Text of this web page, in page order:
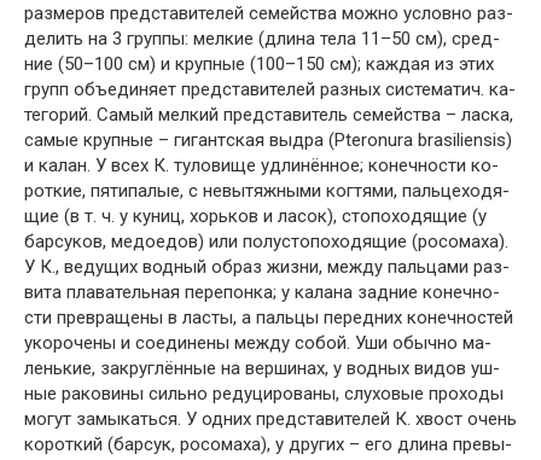
раз­ме­ров пред­ста­ви­те­лей се­мей­ст­ва мож­но ус­лов­но раз­
де­лить на 3 груп­пы: мел­кие (дли­на те­ла 11–50 см), сред­
ние (50–100 см) и круп­ные (100–150 см); ка­ж­дая из этих
групп объ­е­ди­ня­ет пред­ста­ви­те­лей раз­ных сис­те­ма­тич. ка­
те­го­рий. Са­мый мел­кий пред­ста­ви­тель се­мей­ст­ва – лас­ка,
са­мые круп­ные – ги­гант­ская вы­дра (Pteronura bra­siliensis)
и ка­лан. У всех К. ту­ло­ви­ще уд­ли­нён­ное; ко­неч­но­сти ко­
рот­кие, пя­ти­па­лые, с не­вы­тяж­ны­ми ког­тя­ми, паль­це­хо­дя­
щие (в т. ч. у ку­ниц, хорь­ков и ла­сок), сто­по­хо­дя­щие (у
бар­су­ков, ме­до­едов) или по­лу­сто­по­хо­дя­щие (ро­со­ма­ха).
У К., ве­ду­щих вод­ный об­раз жиз­ни, ме­ж­ду паль­ца­ми раз­
ви­та пла­ва­тель­ная пе­ре­пон­ка; у ка­ла­на зад­ние ко­неч­но­
сти пре­вра­ще­ны в лас­ты, а паль­цы пе­ред­них ко­неч­но­стей
уко­ро­че­ны и со­еди­не­ны ме­ж­ду со­бой. Уши обыч­но ма­
лень­кие, за­круг­лён­ные на вер­ши­нах, у вод­ных ви­дов уш­
ные ра­ко­ви­ны силь­но ре­ду­ци­ро­ва­ны, слу­хо­вые про­хо­ды
мо­гут за­мы­кать­ся. У од­них пред­ста­ви­те­лей К. хвост очень
ко­рот­кий (бар­сук, ро­со­ма­ха), у дру­гих – его дли­на пре­вы­